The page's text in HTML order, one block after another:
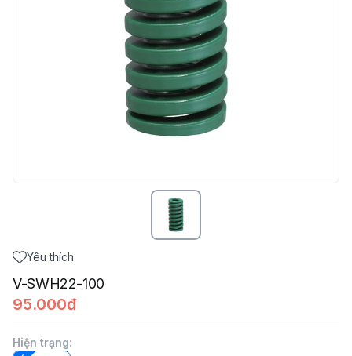
Yêu thích
V-SWH22-100
95.000đ
Hiện trạng: